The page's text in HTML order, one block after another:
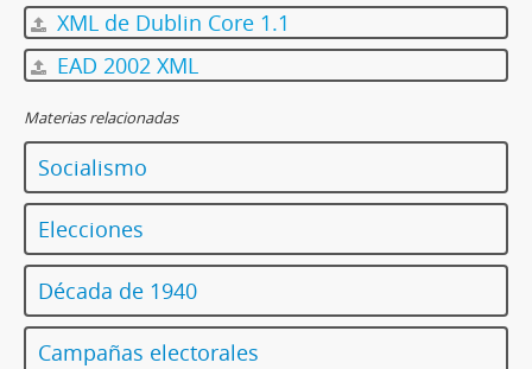
XML de Dublin Core 1.1
EAD 2002 XML
Materias relacionadas
Socialismo
Elecciones
Década de 1940
Campañas electorales